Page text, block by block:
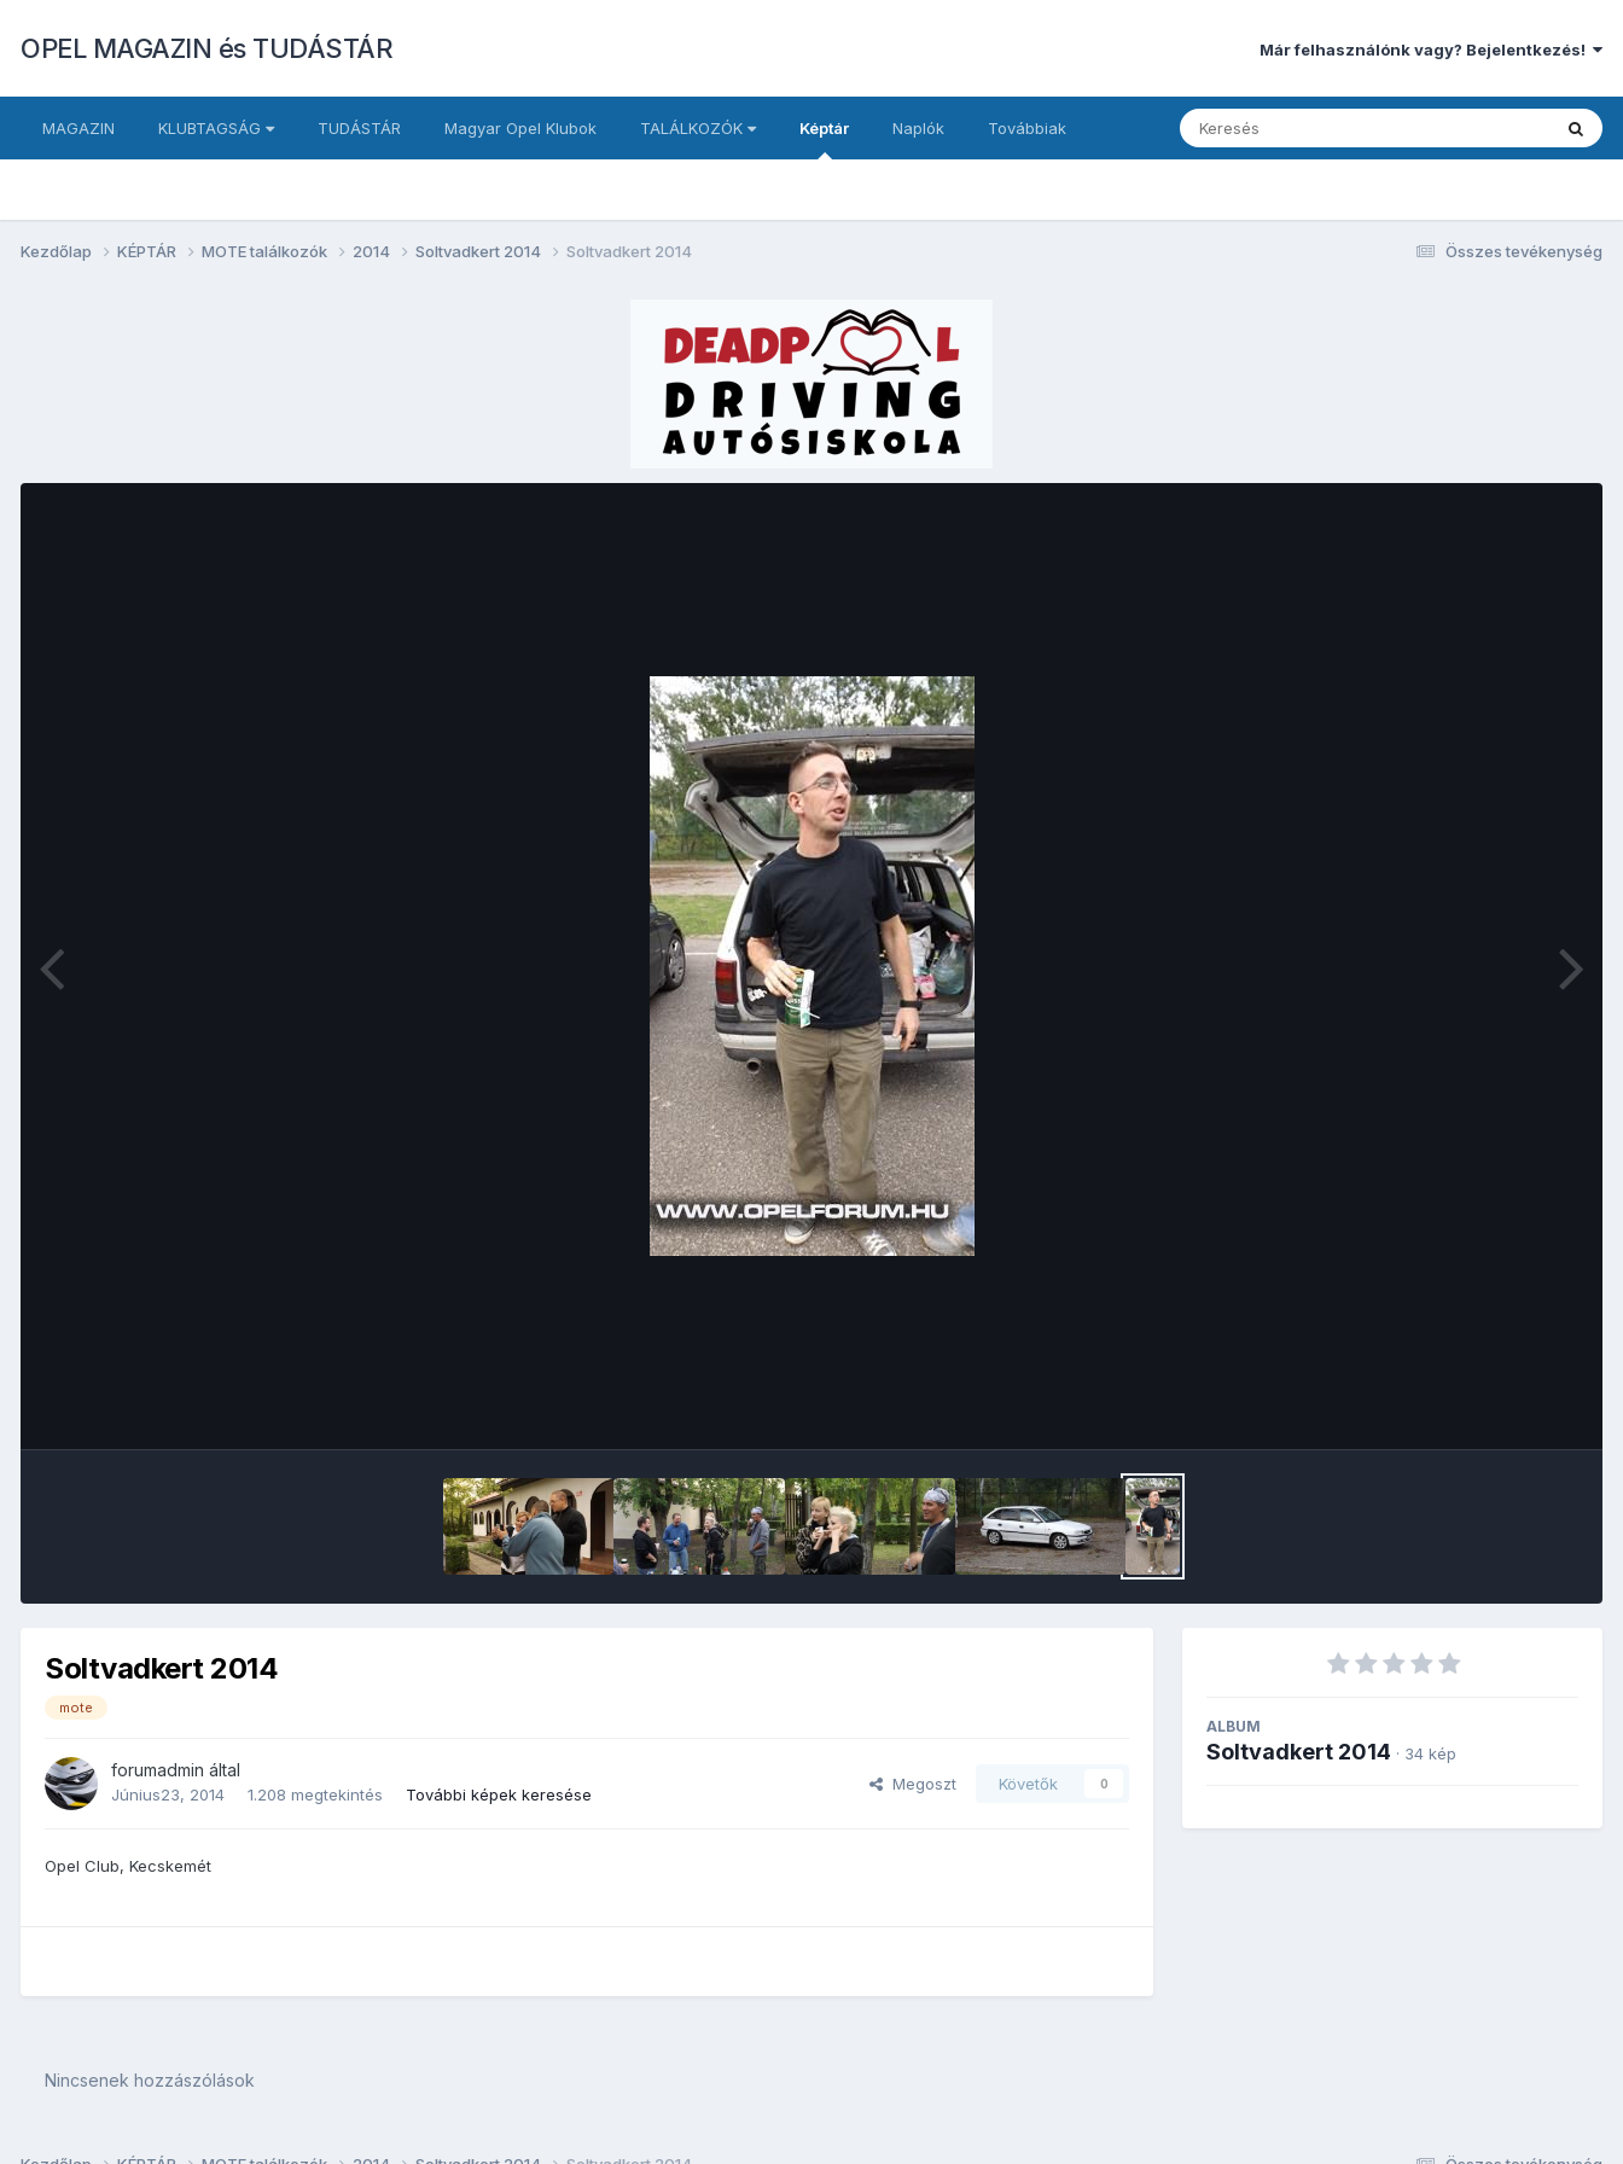
OPEL MAGAZIN és TUDÁSTÁR Már felhasználónk vagy? Bejelentkezés!
MAGAZIN KLUBTAGSÁG TUDÁSTÁR Magyar Opel Klubok TALÁLKOZÓK Képtár Naplók Továbbiak
Összes tevékenység
Kezdőlap KÉPTÁR MOTE találkozók 2014 Soltvadkert 2014 Soltvadkert 2014
Soltvadkert 2014
mote
forumadmin által
Június23, 2014 1.208 megtekintés További képek keresése
Megoszt Követők 0
Opel Club, Kecskemét
ALBUM
Soltvadkert 2014 · 34 kép
Nincsenek hozzászólások